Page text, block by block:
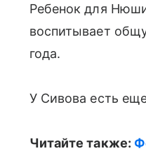
Ребенок для
воспитывает
года.
У Сивова есть
Читайте также: